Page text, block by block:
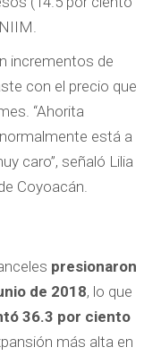
incrementos de
con el precio que
“Ahorita
está a
caro”, señaló Lilia
Coyoacán.
presionaron
de 2018, lo que
36.3 por ciento
más alta en